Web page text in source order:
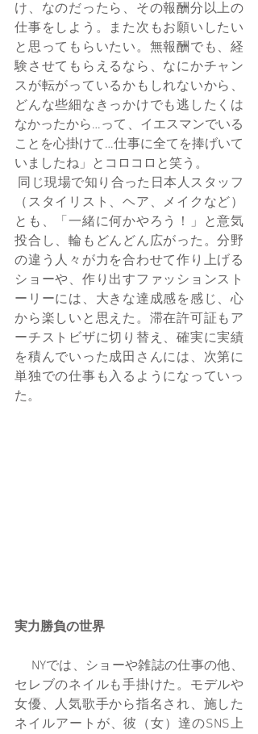
け、なのだったら、その報酬分以上の
仕事をしよう。また次もお願いしたい
と思ってもらいたい。無報酬でも、経
験させてもらえるなら、なにかチャン
スが転がっているかもしれないから、
どんな些細なきっかけでも逃したくは
なかったから…って、イエスマンでいる
ことを心掛けて…仕事に全てを捧げいて
いましたね」とコロコロと笑う。
（スタイリスト、ヘア、メイクなど）
とも、「一緒に何かやろう！」と意気
投合し、輪もどんどん広がった。分野
の違う人々が力を合わせて作り上げる
ショーや、作り出すファッションスト
ーリーには、大きな達成感を感じ、心
から楽しいと思えた。滞在許可証もア
ーチストビザに切り替え、確実に実績
を積んでいった成田さんには、次第に
単独での仕事も入るようになっていっ
た。
実力勝負の世界
セレブのネイルも手掛けた。モデルや
女優、人気歌手から指名され、施した
ネイルアートが、彼（女）達のSNS上